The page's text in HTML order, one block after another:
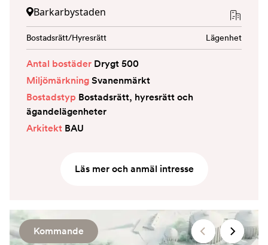
Barkarbystaden
Bostadsrätt/Hyresrätt Lägenhet
Antal bostäder Drygt 500
MiljömärkningSvanenmärkt
Bostadstyp Bostadsrätt, hyresrätt och
ägandelägenheter
Arkitekt BAU
Läs mer och anmäl intresse
Kommande